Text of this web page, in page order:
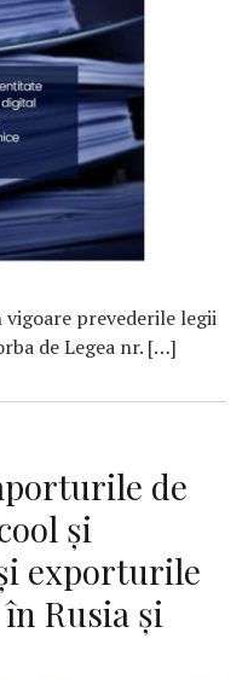
prevederile legii
de Legea nr. […]
de
şi
exporturile
Rusia şi